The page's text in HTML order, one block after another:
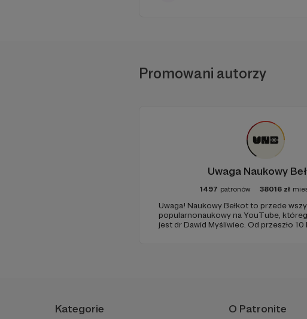
Mam przenośne sprzęty, by
Promowani autorzy
Uwaga Naukowy
1497 patronów 38016 zł
Uwaga! Naukowy Bełkot to przede
popularnonaukowy na YouTube,
jest dr Dawid Myśliwiec. Od przeszło 10
Kategorie O Patronite